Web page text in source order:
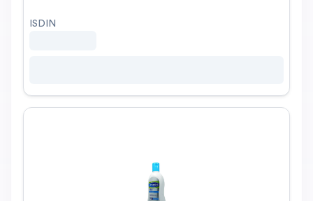
ISDIN